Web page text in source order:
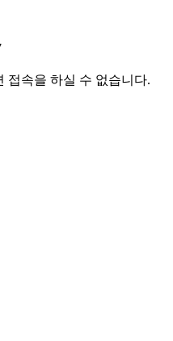
접속을 하실 수 없습니다.